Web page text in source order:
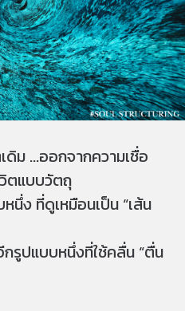
ม ...ออกจากความเชื่อ
ตแบบวัตถุ
นึ่ง ที่ดูเหมือนเป็น “เส้น
รูปแบบหนึ่งที่ใช้คลื่น “ตื่น